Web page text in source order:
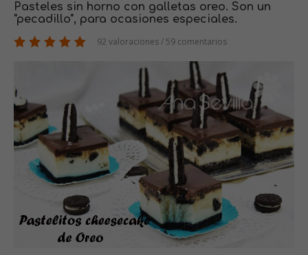
Pasteles sin horno con galletas oreo. Son un
"pecadillo", para ocasiones especiales.
92 valoraciones / 59 comentarios